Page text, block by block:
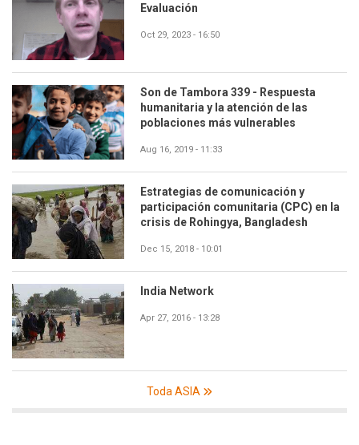
Evaluación
Oct 29, 2023 - 16:50
Son de Tambora 339 - Respuesta
humanitaria y la atención de las
poblaciones más vulnerables
Aug 16, 2019 - 11:33
Estrategias de comunicación y
participación comunitaria (CPC) en la
crisis de Rohingya, Bangladesh
Dec 15, 2018 - 10:01
India Network
Apr 27, 2016 - 13:28
Toda ASIA